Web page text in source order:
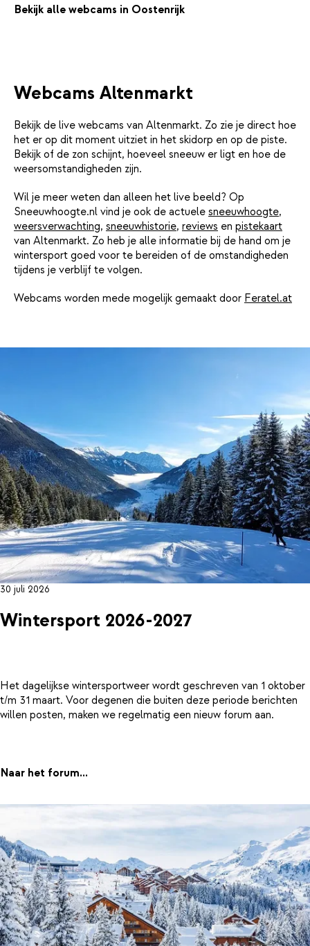
Bekijk alle webcams in Oostenrijk
Webcams Altenmarkt
Bekijk de live webcams van Altenmarkt. Zo zie je direct hoe
het er op dit moment uitziet in het skidorp en op de piste.
Bekijk of de zon schijnt, hoeveel sneeuw er ligt en hoe de
weersomstandigheden zijn.
Wil je meer weten dan alleen het live beeld? Op
Sneeuwhoogte.nl vind je ook de actuele sneeuwhoogte,
weersverwachting, sneeuwhistorie, reviews en pistekaart
van Altenmarkt. Zo heb je alle informatie bij de hand om je
wintersport goed voor te bereiden of de omstandigheden
tijdens je verblijf te volgen.
Webcams worden mede mogelijk gemaakt door Feratel.at
30 juli 2026
Wintersport 2026-2027
Het dagelijkse wintersportweer wordt geschreven van 1 oktober
t/m 31 maart. Voor degenen die buiten deze periode berichten
willen posten, maken we regelmatig een nieuw forum aan.
Naar het forum...